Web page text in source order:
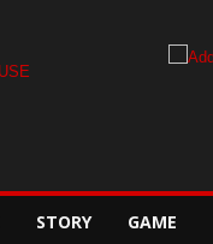
STORY GAME